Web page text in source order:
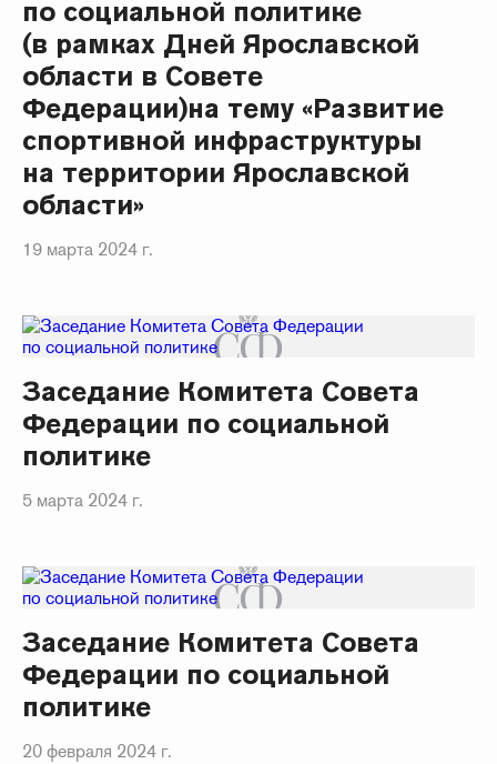
по социальной политике
(в рамках Дней Ярославской
области в Совете
Федерации)на тему «Развитие
спортивной инфраструктуры
на территории Ярославской
области»
19 марта 2024 г.
Заседание Комитета Совета
Федерации по социальной
политике
5 марта 2024 г.
Заседание Комитета Совета
Федерации по социальной
политике
20 февраля 2024 г.